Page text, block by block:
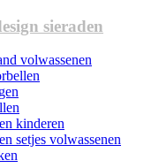
sieraden
volwassenen
kinderen
setjes volwassenen